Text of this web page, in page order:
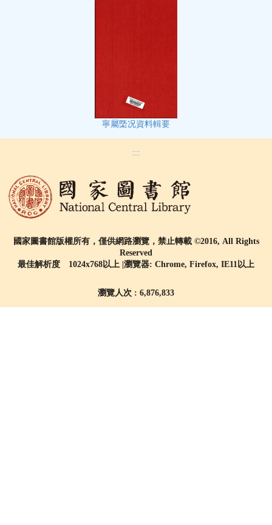
寧屬㮣况資料輯要
:::
國家圖書館版權所有，僅供網路瀏覽，禁止轉載 ©2016, All Rights
Reserved
最佳解析度 1024x768以上 |瀏覽器: Chrome, Firefox, IE11以上
瀏覽人次 : 6,876,833